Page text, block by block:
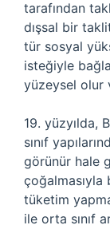
tarafından
dışsal bir
tür sosyal
isteğiyle
yüzeysel olur
19. yüzyılda,
sınıf
görünür hale
çoğalmasıyla
tüketim
ile orta sınıf